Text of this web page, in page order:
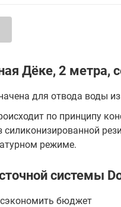
Дёке, 2 метра,
для отвода воды
по принципу
силиконизированной
режиме.
системы
бюджет